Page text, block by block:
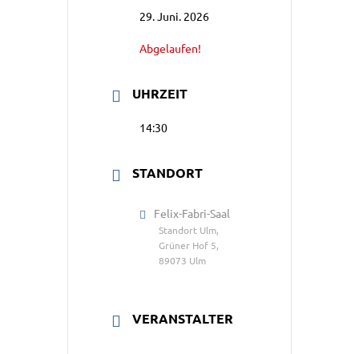
29. Juni. 2026
Abgelaufen!
UHRZEIT
14:30
STANDORT
Felix-Fabri-Saal
Standort Ulm,
Grüner Hof 5,
89073 Ulm
VERANSTALTER